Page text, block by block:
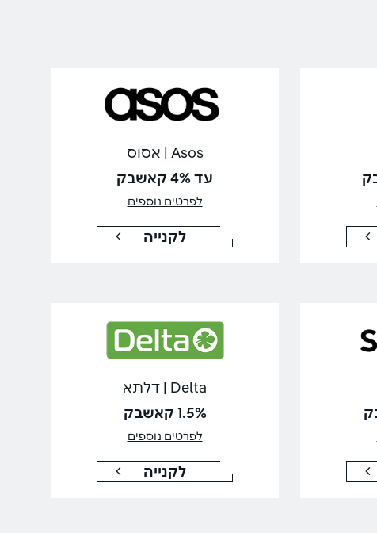
Asos | אסוס
עד 4% קאשבק
לפרטים נוספים
לקנייה
Delta | דלתא
1.5% קאשבק
לפרטים נוספים
לקנייה